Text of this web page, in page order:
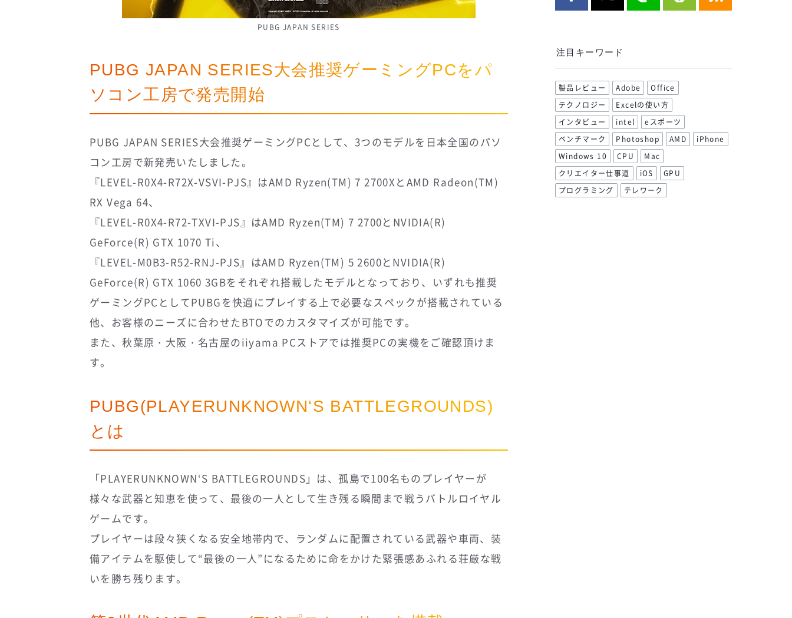
PUBG JAPAN SERIES
PUBG JAPAN SERIES大会推奨ゲーミングPCをパ
ソコン工房で発売開始
PUBG JAPAN SERIES大会推奨ゲーミングPCとして、3つのモデルを日本全国のパソ
コン工房で新発売いたしました。
『LEVEL-R0X4-R72X-VSVI-PJS』はAMD Ryzen(TM) 7 2700XとAMD Radeon(TM)
RX Vega 64、
『LEVEL-R0X4-R72-TXVI-PJS』はAMD Ryzen(TM) 7 2700とNVIDIA(R)
GeForce(R) GTX 1070 Ti、
『LEVEL-M0B3-R52-RNJ-PJS』はAMD Ryzen(TM) 5 2600とNVIDIA(R)
GeForce(R) GTX 1060 3GBをそれぞれ搭載したモデルとなっており、いずれも推奨
ゲーミングPCとしてPUBGを快適にプレイする上で必要なスペックが搭載されている
他、お客様のニーズに合わせたBTOでのカスタマイズが可能です。
また、秋葉原・大阪・名古屋のiiyama PCストアでは推奨PCの実機をご確認頂けま
す。
PUBG(PLAYERUNKNOWN‘S BATTLEGROUNDS)
とは
「PLAYERUNKNOWN‘S BATTLEGROUNDS」は、孤島で100名ものプレイヤーが
様々な武器と知恵を使って、最後の一人として生き残る瞬間まで戦うバトルロイヤル
ゲームです。
プレイヤーは段々狭くなる安全地帯内で、ランダムに配置されている武器や車両、装
備アイテムを駆使して“最後の一人”になるために命をかけた緊張感あふれる荘厳な戦
いを勝ち残ります。
注目キーワード
製品レビュー Adobe
Office
テクノロジー
Excelの使い方
インタビュー
intel
eスポーツ
ベンチマーク
Photoshop AMD
iPhone
Windows 10
CPU
Mac
クリエイター仕事道
iOS
GPU
プログラミング
テレワーク